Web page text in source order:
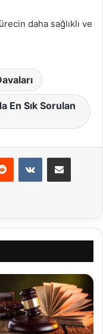
daha sağlıklı ve
En Sık Sorulan
Reddit VKontakteE-Posta ile paylaş